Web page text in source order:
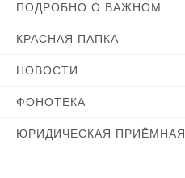
ПОДРОБНО О ВАЖНОМ
КРАСНАЯ ПАПКА
НОВОСТИ
ФОНОТЕКА
ЮРИДИЧЕСКАЯ ПРИЁМНАЯ